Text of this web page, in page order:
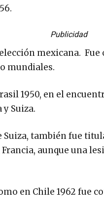
Publicidad
mexicana. Fue
mundiales.
1950, en el
Suiza.
Suiza, también fue
aunque una
en Chile 1962 fue